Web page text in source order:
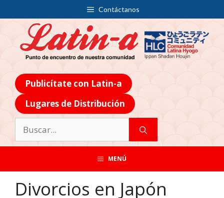
Contáctanos
Publicítate con Latin-a
Lugares de Distribución
MENÚ
Divorcios en Japón